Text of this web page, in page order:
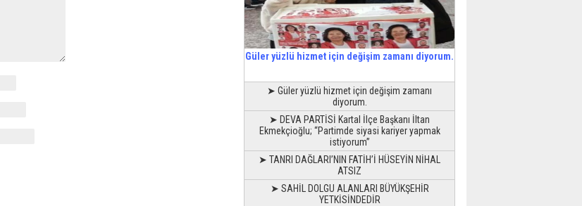
Güler yüzlü hizmet için değişim zamanı diyorum.
➤ Güler yüzlü hizmet için değişim zamanı
diyorum.
➤ DEVA PARTİSİ Kartal İlçe Başkanı İltan
Ekmekçioğlu; “Partimde siyasi kariyer yapmak
istiyorum”
➤ TANRI DAĞLARI’NIN FATİH’İ HÜSEYİN NİHAL
ATSIZ
➤ SAHİL DOLGU ALANLARI BÜYÜKŞEHİR
YETKİSİNDEDİR